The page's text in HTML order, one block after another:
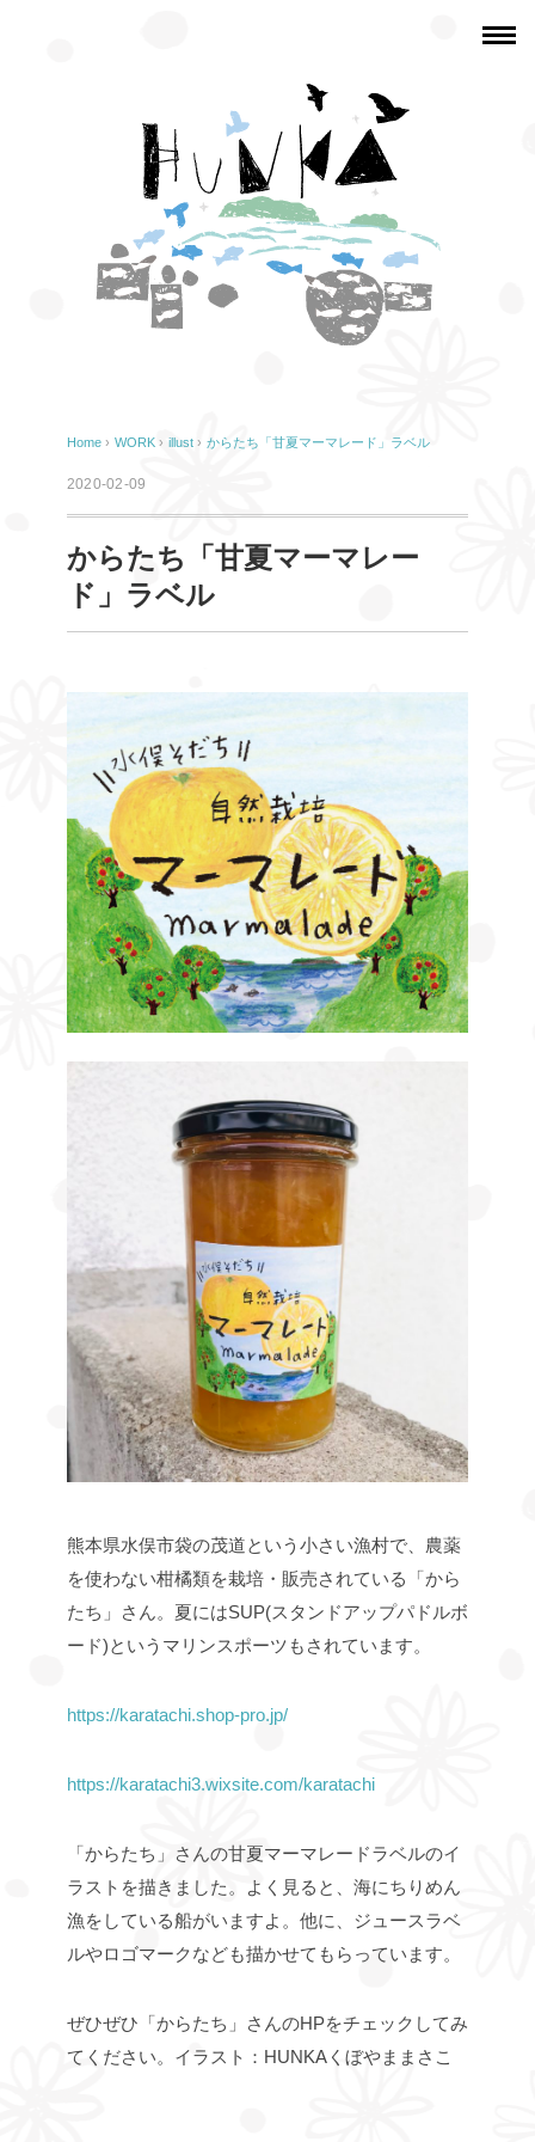
Home › WORK › illust › からたち「甘夏マーマレード」ラベル
2020-02-09
からたち「甘夏マーマレー
ド」ラベル
熊本県水俣市袋の茂道という小さい漁村で、農薬
を使わない柑橘類を栽培・販売されている「から
たち」さん。 夏にはSUP(スタンドアップパドルボ
ード)というマリンスポーツもされています。
https://karatachi.shop-pro.jp/
https://karatachi3.wixsite.com/karatachi
「からたち」さんの甘夏マーマレードラベルのイ
ラストを描きました。
よく見ると、海にちりめん
漁をしている船がいますよ。 他に、ジュースラベ
ルやロゴマークなども描かせてもらっています。
ぜひぜひ「からたち」さんのHPをチェックしてみ
てください。 イラスト：HUNKAくぼやままさこ